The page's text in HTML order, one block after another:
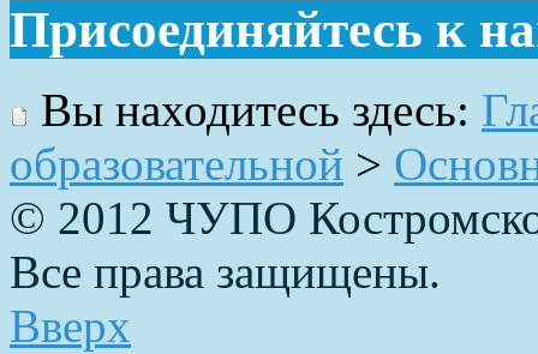
Присоединяйтесь к
Вы находитесь здесь:
образовательной >
© 2012 ЧУПО
Все права защищены.
Вверх